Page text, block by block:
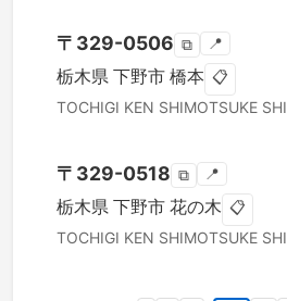
〒 329-0506 ⧉ 📍
栃木県 下野市 橋本 📋
TOCHIGI KEN SHIMOTSUKE SHI
〒 329-0518 ⧉ 📍
栃木県 下野市 花の木 📋
TOCHIGI KEN SHIMOTSUKE SHI